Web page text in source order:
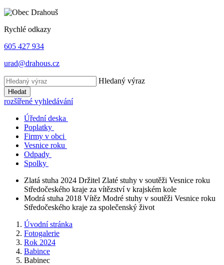
Rychlé odkazy
605 427 934
urad@drahous.cz
Hledaný výraz
Hledat
rozšířené vyhledávání
Úřední deska
Poplatky
Firmy v obci
Vesnice roku
Odpady
Spolky
Zlatá stuha 2024 Držitel Zlaté stuhy v soutěži Vesnice roku
Středočeského kraje za vítězství v krajském kole
Modrá stuha 2018 Vítěz Modré stuhy v soutěži Vesnice roku
Středočeského kraje za společenský život
Úvodní stránka
Fotogalerie
Rok 2024
Babince
Babinec